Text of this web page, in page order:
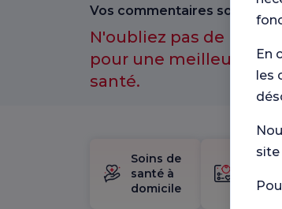
Soins de
santé à
domicile
Vos commentaires sont
N'oubliez pas de
pour une meilleure
santé.
En
les
site